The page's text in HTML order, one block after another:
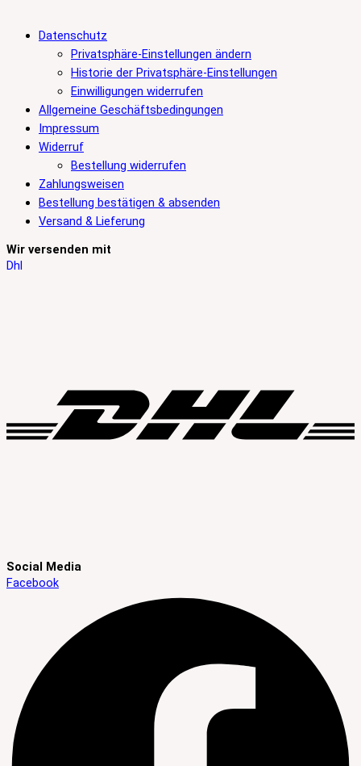
Datenschutz
Privatsphäre-Einstellungen ändern
Historie der Privatsphäre-Einstellungen
Einwilligungen widerrufen
Allgemeine Geschäftsbedingungen
Impressum
Widerruf
Bestellung widerrufen
Zahlungsweisen
Bestellung bestätigen & absenden
Versand & Lieferung
Wir versenden mit
Dhl
Social Media
Facebook